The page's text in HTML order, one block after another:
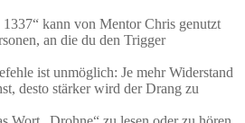
kann von Mentor Chris genutzt
an die du den Trigger
ist unmöglich: Je mehr Widerstand
desto stärker wird der Drang zu